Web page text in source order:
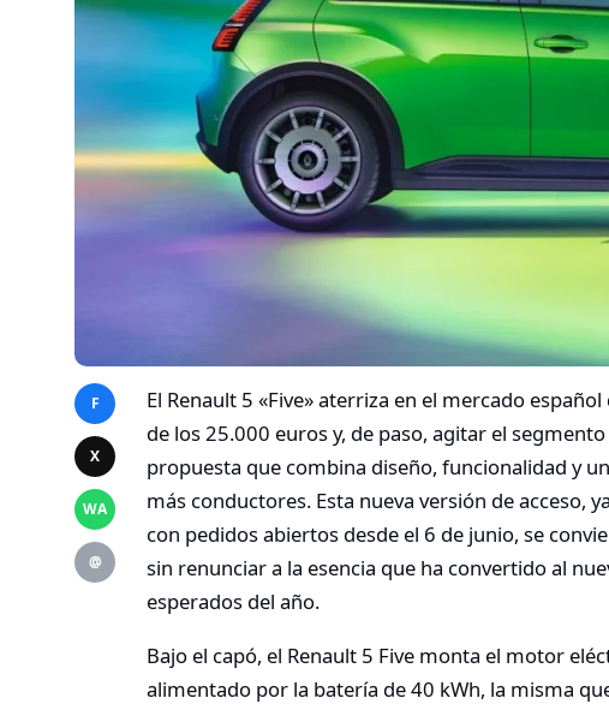
F
X
WA
@
El Renault 5 «Five» aterriza en el mercado
de los 25.000 euros y, de paso, agitar el
propuesta que combina diseño, funcionalidad y
más conductores. Esta nueva versión de acceso,
con pedidos abiertos desde el 6 de junio, se
sin renunciar a la esencia que ha convertido al
esperados del año.
Bajo el capó, el Renault 5 Five monta el motor
alimentado por la batería de 40 kWh, la misma